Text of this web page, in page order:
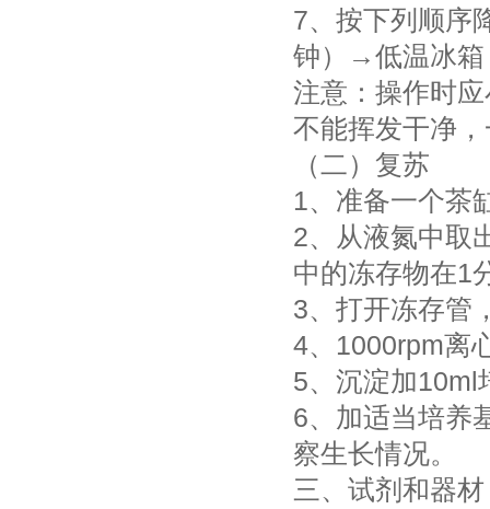
7、按下列顺
钟）→低温冰
注意：操作时
不能挥发干净
（二）复苏
1、准备一个茶
2、从液氮中取
中的冻存物在1
3、打开冻存管
4、1000rpm离
5、沉淀加10ml
6、加适当培养
察生长情况。
三、试剂和器材